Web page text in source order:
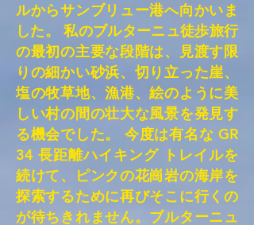
ルからサンブリュー港へ向かいま
した。 私のブルターニュ徒歩旅行
の最初の主要な段階は、見渡す限
りの細かい砂浜、切り立った崖、
塩の牧草地、漁港、絵のように美
しい村の間の壮大な風景を発見す
る機会でした。 今度は有名な GR
34 長距離ハイキング トレイルを
続けて、ピンクの花崗岩の海岸を
探索するために再びそこに行くの
が待ちきれません。ブルターニュ